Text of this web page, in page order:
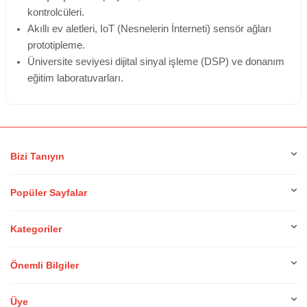
kontrolcüleri.
Akıllı ev aletleri, IoT (Nesnelerin İnterneti) sensör ağları
prototipleme.
Üniversite seviyesi dijital sinyal işleme (DSP) ve donanım
eğitim laboratuvarları.
Bizi Tanıyın
Popüler Sayfalar
Kategoriler
Önemli Bilgiler
Üye